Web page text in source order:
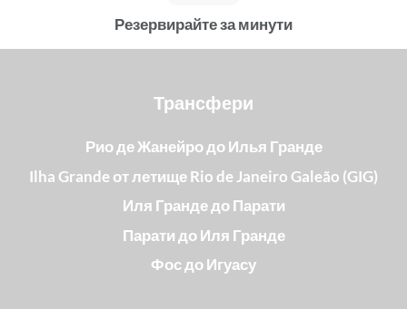
Резервирайте за минути
Трансфери
Рио де Жанейро до Илья Гранде
Ilha Grande от летище Rio de Janeiro Galeão (GIG)
Иля Гранде до Парати
Парати до Иля Гранде
Фос до Игуасу